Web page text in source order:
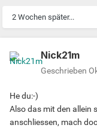
2 Wochen später...
Nick21m
Geschrieben
He du:-)
Also das mit den allein
anschliessen, mach